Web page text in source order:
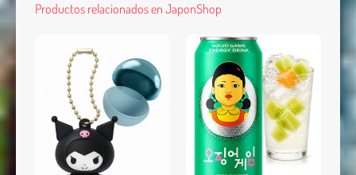
Productos relacionados en JaponShop